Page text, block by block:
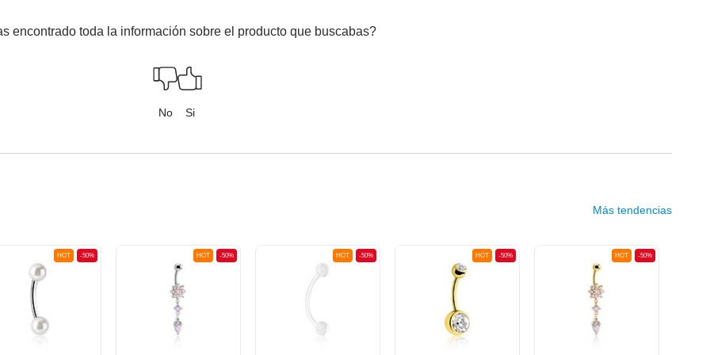
encontrado toda la información sobre el producto que buscabas?
No Si
Más tendencias
-50%
HOT -50%
HOT -50%
HOT -50%
HOT -50%
HOT